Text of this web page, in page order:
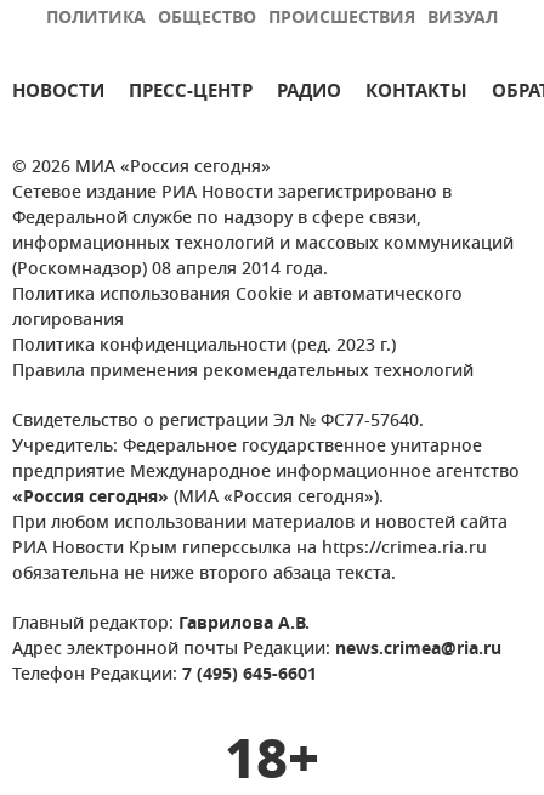
ПОЛИТИКА ОБЩЕСТВО ПРОИСШЕСТВИЯ ВИЗУАЛ
НОВОСТИ ПРЕСС-ЦЕНТР РАДИО КОНТАКТЫ
© 2026 МИА «Россия сегодня»
Сетевое издание РИА Новости зарегистрировано в
Федеральной службе по надзору в сфере связи,
информационных технологий и массовых коммуникаций
(Роскомнадзор) 08 апреля 2014 года.
Политика использования Cookie и автоматического
логирования
Политика конфиденциальности (ред. 2023 г.)
Правила применения рекомендательных технологий
Свидетельство о регистрации Эл № ФС77-57640.
Учредитель: Федеральное государственное унитарное
предприятие Международное информационное агентство
«Россия сегодня» (МИА «Россия сегодня»).
При любом использовании материалов и новостей сайта
РИА Новости Крым гиперссылка на https://crimea.ria.ru
обязательна не ниже второго абзаца текста.
Главный редактор: Гаврилова А.В.
Адрес электронной почты Редакции: news.crimea@ria.ru
Телефон Редакции: 7 (495) 645-6601
18+